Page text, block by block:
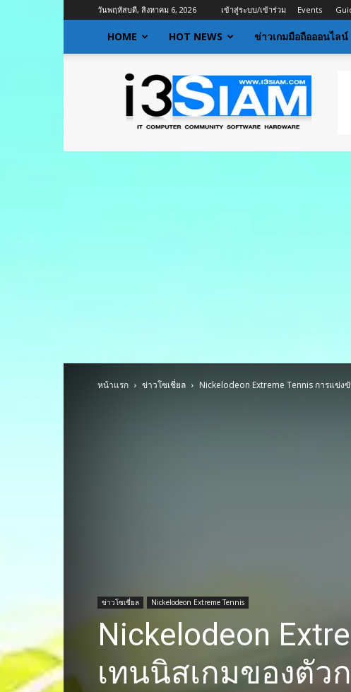
วันพฤหัสบดี, สิงหาคม 6, 2026 เข้าสู่ระบบ/เข้าร่วม Events
HOME HOT NEWS ข่าวเกมมือถือออนไลน์
I3siam
ข่าว
ไอที
ข้อมูล
หน้าแรก ข่าวโซเชี่ยล Nickelodeon Extreme Tennis การแข่ง
ข่าวโซเชี่ยล Nickelodeon Extreme Tennis
Nickelodeon
เทนนิสเกมของตัว